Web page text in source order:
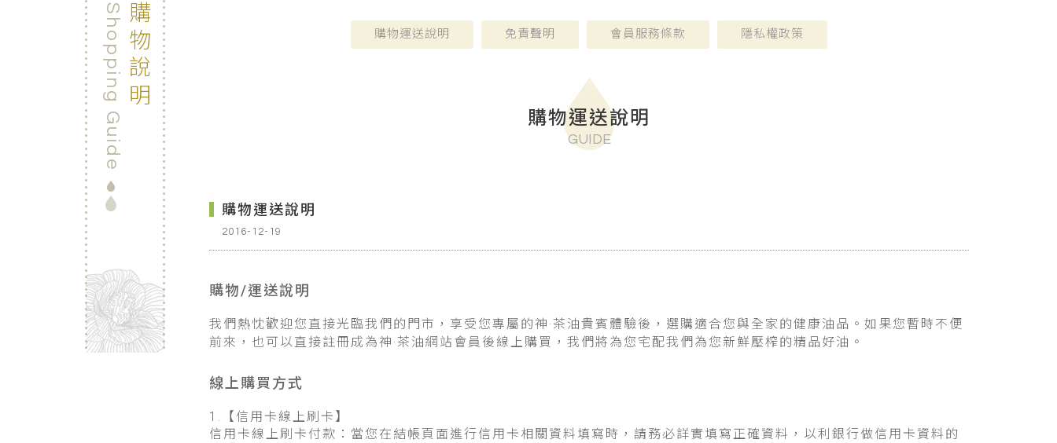
購物說明
Shopping Guide 購物運送說明 免責聲明 會員服務條款 隱私權政策
購物運送說明
GUIDE
購物運送說明
2016-12-19
購物/運送說明
我們熱忱歡迎您直接光臨我們的門市，享受您專屬的神·茶油貴賓體驗後，選購適合您與全家的健康油品。如果您暫時不便
前來，也可以直接註冊成為神·茶油網站會員後線上購買，我們將為您宅配我們為您新鮮壓榨的精品好油。
線上購買方式
1.【信用卡線上刷卡】
信用卡線上刷卡付款：當您在結帳頁面進行信用卡相關資料填寫時，請務必詳實填寫正確資料，以利銀行做信用卡資料的